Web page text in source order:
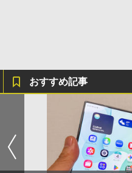
おすすめ記事